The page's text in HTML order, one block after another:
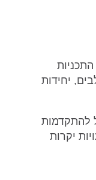
יחידות
להתקדמות
יקרות